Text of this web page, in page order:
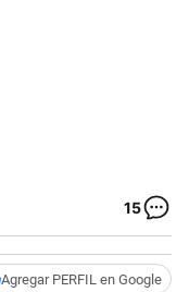
15
Agregar PERFIL en Google